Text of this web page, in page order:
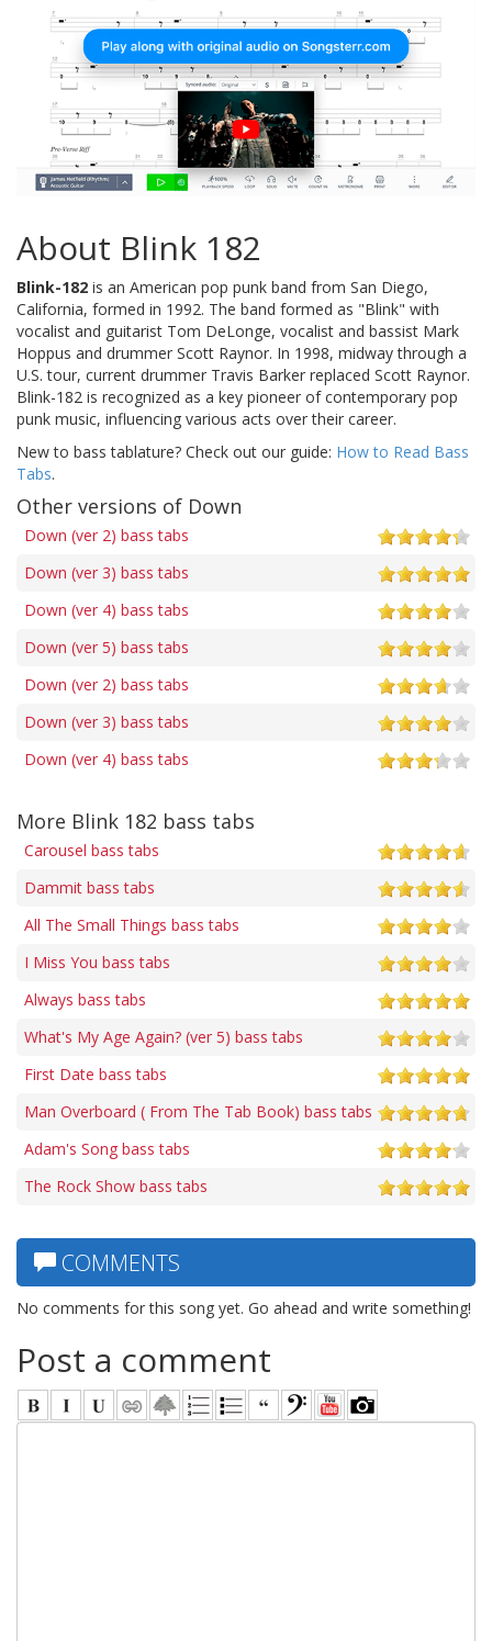
About Blink 182
Blink-182 is an American pop punk band from San Diego,
California, formed in 1992. The band formed as "Blink" with
vocalist and guitarist Tom DeLonge, vocalist and bassist Mark
Hoppus and drummer Scott Raynor. In 1998, midway through a
U.S. tour, current drummer Travis Barker replaced Scott Raynor.
Blink-182 is recognized as a key pioneer of contemporary pop
punk music, influencing various acts over their career.
New to bass tablature? Check out our guide: How to Read Bass
Tabs.
Other versions of Down
Down (ver 2) bass tabs
Down (ver 3) bass tabs
Down (ver 4) bass tabs
Down (ver 5) bass tabs
Down (ver 2) bass tabs
Down (ver 3) bass tabs
Down (ver 4) bass tabs
More Blink 182 bass tabs
Carousel bass tabs
Dammit bass tabs
All The Small Things bass tabs
I Miss You bass tabs
Always bass tabs
What's My Age Again? (ver 5) bass tabs
First Date bass tabs
Man Overboard ( From The Tab Book) bass tabs
Adam's Song bass tabs
The Rock Show bass tabs
COMMENTS
No comments for this song yet. Go ahead and write something!
Post a comment